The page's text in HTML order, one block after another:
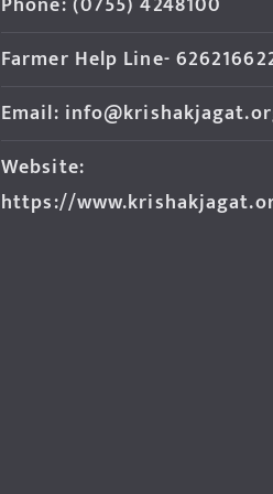
Farmer Help Line-
Email:
Website:
https://